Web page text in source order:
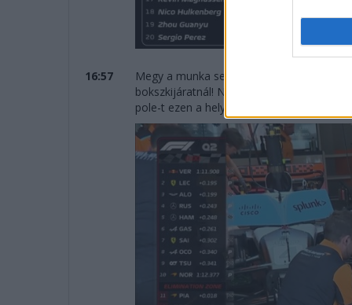
16:57
Megy a munka serényen... Szűk három
bokszkijáratnál! Nem bízza a véletlenre a
pole-t ezen a helyszínen.